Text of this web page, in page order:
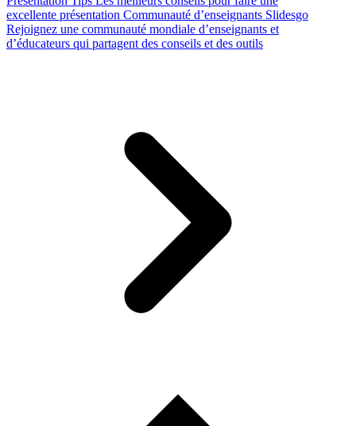
excellente présentation Communauté d’enseignants Slidesgo
Rejoignez une communauté mondiale d’enseignants et
d’éducateurs qui partagent des conseils et des outils